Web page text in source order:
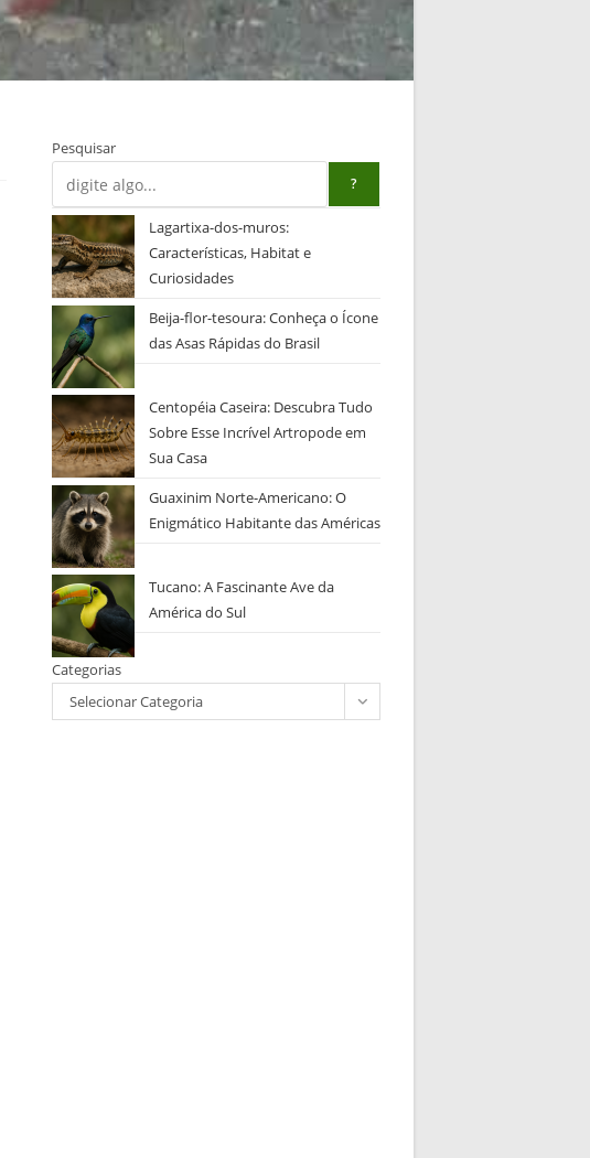
Pesquisar
?
Lagartixa-dos-muros:
Características, Habitat e
Curiosidades
Beija-flor-tesoura: Conheça o Ícone
das Asas Rápidas do Brasil
Centopéia Caseira: Descubra Tudo
Sobre Esse Incrível Artropode em
Sua Casa
Guaxinim Norte-Americano: O
Enigmático Habitante das Américas
Tucano: A Fascinante Ave da
América do Sul
Categorias
Selecionar Categoria